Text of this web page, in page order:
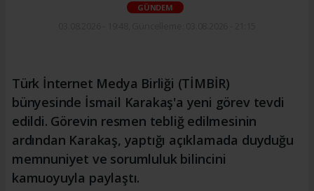
GÜNDEM
Türk İnternet Medya Birliği (TİMBİR)
bünyesinde İsmail Karakaş'a yeni görev tevdi
edildi. Görevin resmen tebliğ edilmesinin
ardından Karakaş, yaptığı açıklamada duyduğu
memnuniyet ve sorumluluk bilincini
kamuoyuyla paylaştı.